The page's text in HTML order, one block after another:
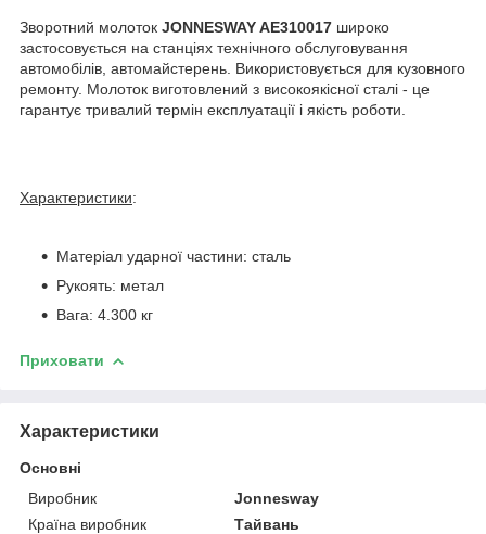
Зворотний молоток JONNESWAY AE310017 широко
застосовується на станціях технічного обслуговування
автомобілів, автомайстерень. Використовується для кузовного
ремонту. Молоток виготовлений з високоякісної сталі - це
гарантує тривалий термін експлуатації і якість роботи.
Характеристики:
Матеріал ударної частини: сталь
Рукоять: метал
Вага: 4.300 кг
Приховати
Характеристики
Основні
Виробник
Jonnesway
Країна виробник
Тайвань